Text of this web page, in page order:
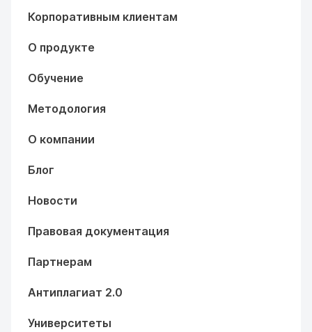
Корпоративным клиентам
О продукте
Обучение
Методология
О компании
Блог
Новости
Правовая документация
Партнерам
Антиплагиат 2.0
Университеты